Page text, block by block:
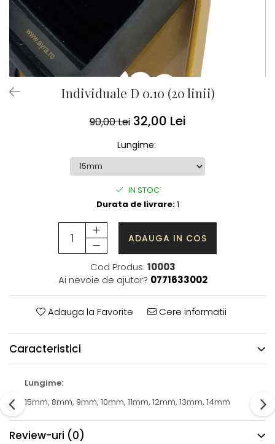
Individuale D 0.10 (20 linii)
90,00 Lei 32,00 Lei
Lungime:
IN STOC
Durata de livrare:1
ADAUGA IN COS
Cod Produs: 10003
Ai nevoie de ajutor? 0771633002
Adauga la Favorite Cere informatii
Caracteristici
Lungime:
15mm, 8mm, 9mm, 10mm, 11mm, 12mm, 13mm, 14mm
Review-uri (0)